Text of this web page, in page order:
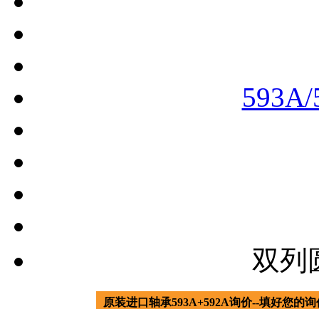
双列
原装进口轴承593A+592A询价--填好您的